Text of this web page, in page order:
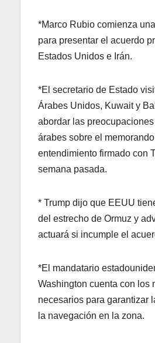
*Marco Rubio comienza
para presentar el acuerdo
Estados Unidos e Irán.
*El secretario de Estado
Árabes Unidos, Kuwait y
abordar las
árabes sobre el
entendimiento firmado con
semana pasada.
* Trump dijo que EEUU
del estrecho de Ormuz y
actuará si incumple el
*El mandatario
Washington cuenta con los
necesarios para garantizar
la navegación en la zona.